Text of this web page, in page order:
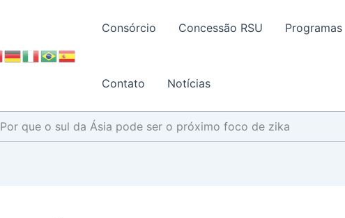
Consórcio Concessão RSU Programas
Contato Notícias
Por que o sul da Ásia pode ser o próximo foco de zika